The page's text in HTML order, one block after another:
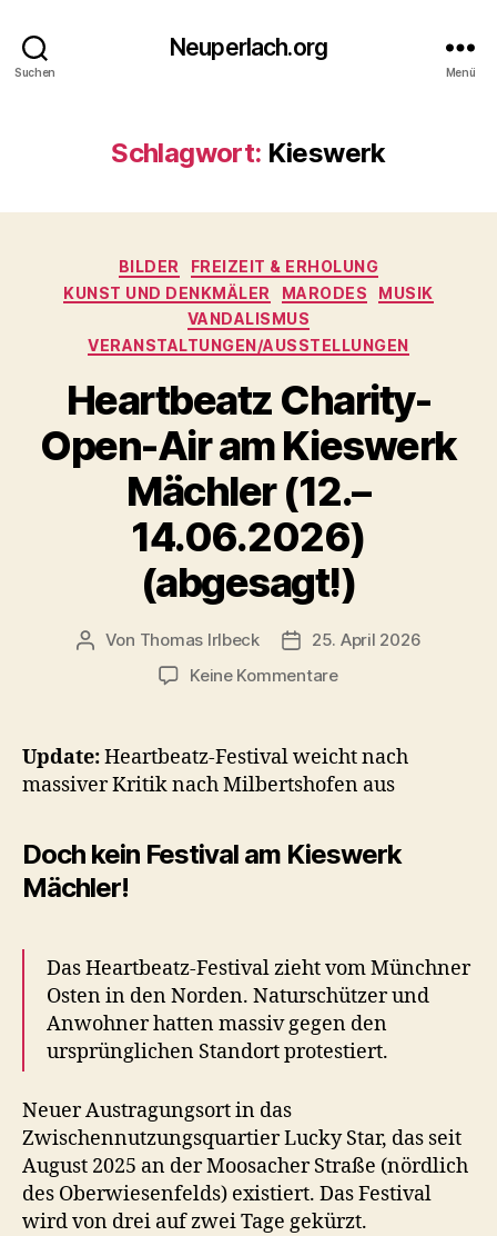
Suchen
Neuperlach.org
Menü
Schlagwort: Kieswerk
Kategorien
BILDER
FREIZEIT & ERHOLUNG
KUNST UND DENKMÄLER
MARODES
MUSIK
VANDALISMUS
VERANSTALTUNGEN/AUSSTELLUNGEN
Heartbeatz Charity-
Open-Air am Kieswerk
Mächler (12.–
14.06.2026)
(abgesagt!)
Beitragsautor
Von Thomas Irlbeck Veröffentlichungsdatum
25. April 2026
Keine Kommentarezu
Open-
am
Mächler
(12.–
Update:Heartbeatz-Festival weicht nach
massiver Kritik nach Milbertshofen aus
Doch kein Festival am Kieswerk
Mächler!
Das Heartbeatz-Festival zieht vom Münchner
Osten in den Norden. Naturschützer und
Anwohner hatten massiv gegen den
ursprünglichen Standort protestiert.
Neuer Austragungsort in das
Zwischennutzungsquartier Lucky Star, das seit
August 2025 an der Moosacher Straße (nördlich
des Oberwiesenfelds) existiert. Das Festival
wird von drei auf zwei Tage gekürzt.